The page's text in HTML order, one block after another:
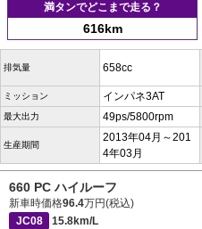
満タンでどこまで走る？
616km
排気量 658cc
ミッション インパネ3AT
最大出力 49ps/5800rpm
生産期間
2013年04月～201
4年03月
660 PC ハイルーフ
新車時価格96.4万円(税込)
JC08
15.8km/L